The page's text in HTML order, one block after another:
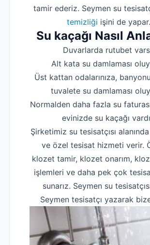
tamir ederiz. Seymen su
temizliği işini de yapar.
Su kaçağı Nasıl
Duvarlarda rutubet
Alt kata su damlaması
Üst kattan odalarınıza,
tuvalete su damlaması
Normalden daha fazla su
evinizde su kaçağı
Şirketimiz su tesisatçısı
ve özel tesisat hizmeti verir.
klozet tamir, klozet onarım,
işlemleri ve daha pek çok
sunarız. Seymen su
Seymen tesisatçı yazarak